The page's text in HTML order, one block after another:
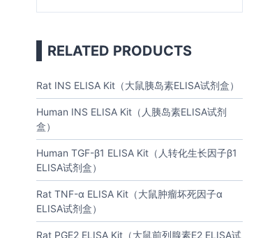
RELATED PRODUCTS
Rat INS ELISA Kit（大鼠胰岛素ELISA试剂盒）
Human INS ELISA Kit（人胰岛素ELISA试剂
盒）
Human TGF-β1 ELISA Kit（人转化生长因子β1
ELISA试剂盒）
Rat TNF-α ELISA Kit（大鼠肿瘤坏死因子α
ELISA试剂盒）
Rat PGE2 ELISA Kit（大鼠前列腺素E2 ELISA试